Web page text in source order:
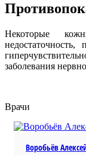
Некоторые
недостаточность,
заболевания
Врачи
Воробьёв